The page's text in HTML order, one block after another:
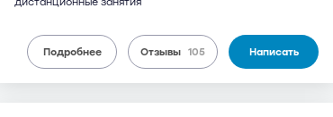
Подробнее Отзывы 105 Написать